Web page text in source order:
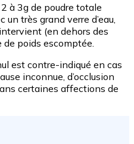
à 3g de poudre totale
très grand verre d’eau,
(en dehors des
de poids escomptée.
est contre-indiqué en cas
inconnue, d’occlusion
certaines affections de